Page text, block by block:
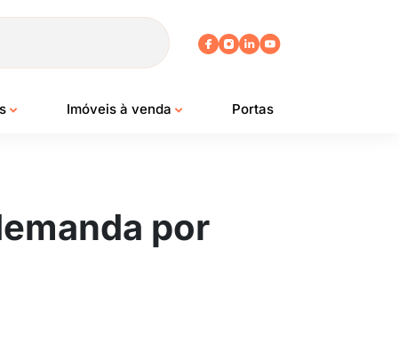
Imóveis à venda Portas
por